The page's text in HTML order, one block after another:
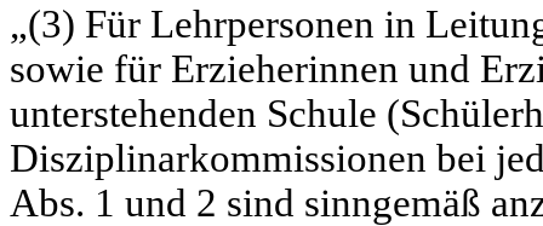
„(3) Für Lehrpersonen in
sowie für Erzieherinnen und
unterstehenden Schule
Disziplinarkommissionen bei
Abs. 1 und 2 sind sinngemäß